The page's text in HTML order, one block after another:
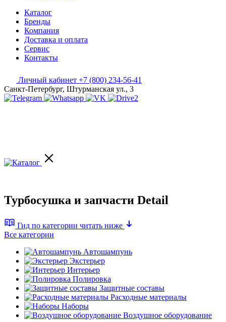
Каталог
Бренды
Компания
Доставка и оплата
Сервис
Контакты
Личный кабинет +7 (800) 234-56-41
Санкт-Петербург, Штурманская ул., 3
Турбосушка и запчасти Detail
Гид по категории читать ниже
Все категории
Автошампунь
Экстерьер
Интерьер
Полировка
Защитные составы
Расходные материалы
Наборы
Воздушное оборудование